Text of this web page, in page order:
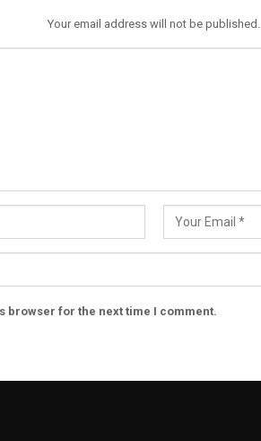
Your email address will not be published.
browser for the next time I comment.